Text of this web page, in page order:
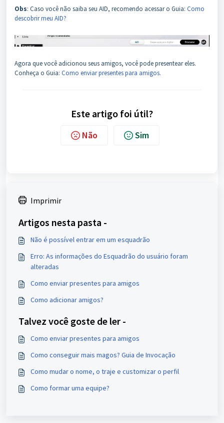
Obs: Caso você não saiba seu AID, recomendo acessar o Guia: Como
descobrir meu AID?
Agora que você adicionou seus amigos, você pode presentear eles.
Conheça o Guia: Como enviar presentes para amigos.
Este artigo foi útil?
Não Sim
Imprimir
Artigos nesta pasta -
Não é possível entrar em um esquadrão
Erro: As informações do Esquadrão do usuário foram
alteradas
Como enviar presentes para amigos
Como adicionar amigos?
Talvez você goste de ler -
Como enviar presentes para amigos
Como conseguir mais magos? Guia de Invocação
Como mudar o nome, o traje e customizar o perfil
Como formar uma equipe?